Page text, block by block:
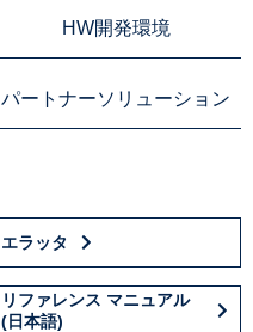
HW開発環境
パートナーソリューション
エラッタ
リファレンス マニュアル
(日本語)